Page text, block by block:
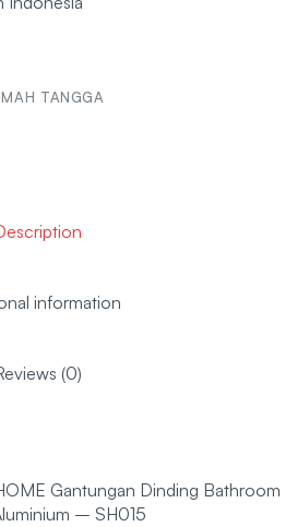
TANGGA
information
(0)
Gantungan Dinding Bathroom
– SH015